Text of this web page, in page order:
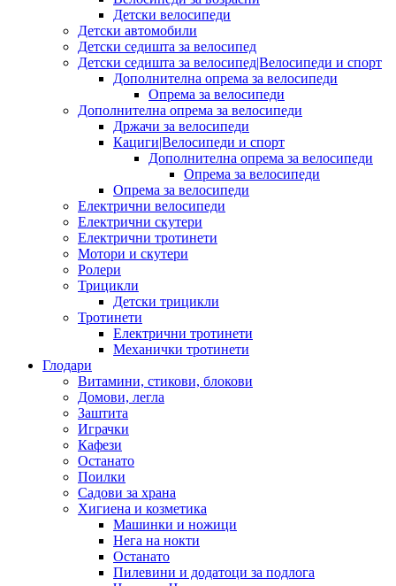
Детски велосипеди
Детски автомобили
Детски седишта за велосипед
Детски седишта за велосипед|Велосипеди и спорт
Дополнителна опрема за велосипеди
Опрема за велосипеди
Дополнителна опрема за велосипеди
Држачи за велосипеди
Кациги|Велосипеди и спорт
Дополнителна опрема за велосипеди
Опрема за велосипеди
Опрема за велосипеди
Електрични велосипеди
Електрични скутери
Електрични тротинети
Мотори и скутери
Ролери
Трицикли
Детски трицикли
Тротинети
Електрични тротинети
Механички тротинети
Глодари
Витамини, стикови, блокови
Домови, легла
Заштита
Играчки
Кафези
Останато
Поилки
Садови за храна
Хигиена и козметика
Машинки и ножици
Нега на нокти
Останато
Пилевини и додатоци за подлога